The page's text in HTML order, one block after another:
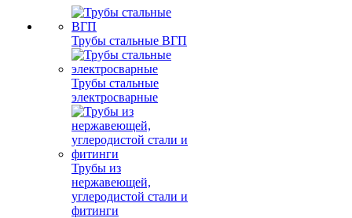
Трубы стальные ВГП
Трубы стальные
электросварные
Трубы из
нержавеющей,
углеродистой стали и
фитинги